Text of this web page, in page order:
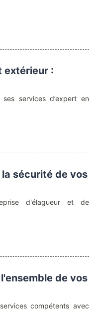
extérieur :
services d’expert en
sécurité de vos
d'élagueur et de
de vos
compétents avec